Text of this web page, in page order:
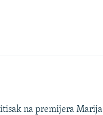
na premijera Marija